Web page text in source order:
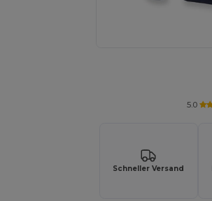
5.0
Schneller Versand